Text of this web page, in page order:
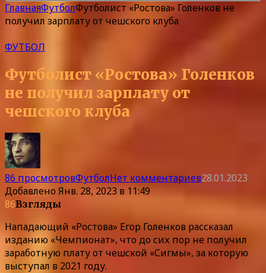
ГлавнаяФутболФутболист «Ростова» Голенков не
получил зарплату от чешского клуба
ФУТБОЛ
Футболист «Ростова» Голенков
не получил зарплату от
чешского клуба
86 просмотровФутболНет комментариев28.01.2023
ДобавленоЯнв. 28, 2023 в 11:49
86Взгляды
Нападающий «Ростова» Егор Голенков рассказал
изданию «Чемпионат», что до сих пор не получил
заработную плату от чешской «Сигмы», за которую
выступал в 2021 году.